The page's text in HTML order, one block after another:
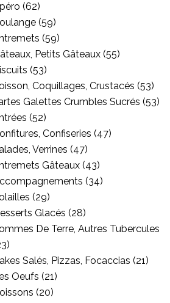
(62)
(59)
(59)
Petits Gâteaux (55)
(53)
Coquillages, Crustacés (53)
Galettes Crumbles Sucrés (53)
(52)
Confiseries (47)
Verrines (47)
Gâteaux (43)
(34)
(29)
Glacés (28)
De Terre, Autres Tubercules
Salés, Pizzas, Focaccias (21)
Oeufs (21)
(20)